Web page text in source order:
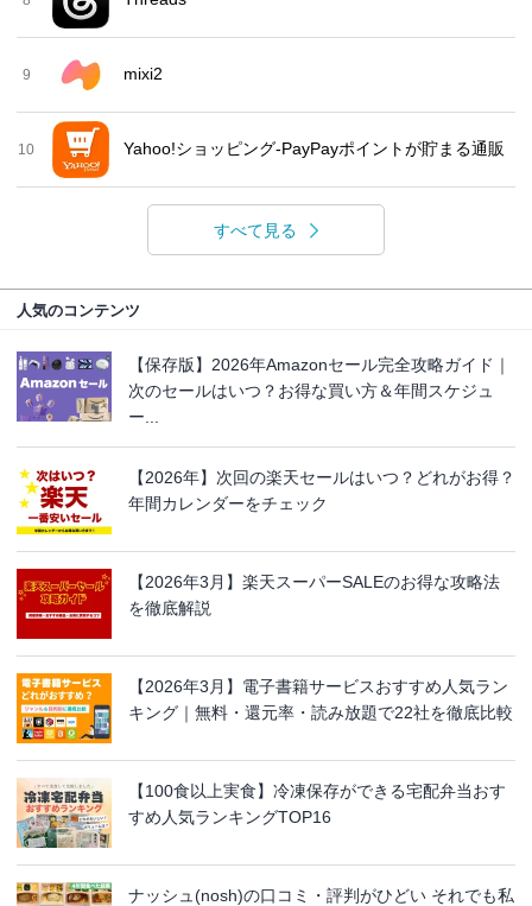
9 mixi2
10 Yahoo!ショッピング-PayPayポイントが貯まる通販
すべて見る
人気のコンテンツ
【保存版】2026年Amazonセール完全攻略ガイド｜
次のセールはいつ？お得な買い方＆年間スケジュ
ー...
【2026年】次回の楽天セールはいつ？どれがお得？
年間カレンダーをチェック
【2026年3月】楽天スーパーSALEのお得な攻略法
を徹底解説
【2026年3月】電子書籍サービスおすすめ人気ラン
キング｜無料・還元率・読み放題で22社を徹底比較
【100食以上実食】冷凍保存ができる宅配弁当おす
すめ人気ランキングTOP16
ナッシュ(nosh)の口コミ・評判がひどい それでも私